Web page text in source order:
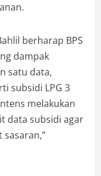
berharap BPS
dampak
satu data,
subsidi LPG 3
melakukan
data subsidi agar